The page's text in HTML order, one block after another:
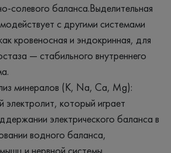
солевого баланса.Выделительная
с другими системами
кровеносная и эндокринная, для
— стабильного внутреннего
минералов (K, Na, Ca, Mg):
который играет
электрического баланса в
водного баланса,
и нервной системы.